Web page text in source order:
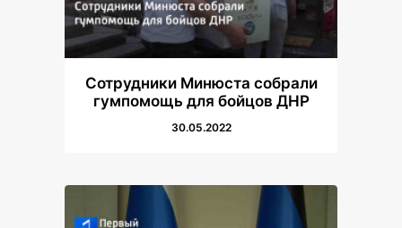
Сотрудники Минюста собрали
гумпомощь для бойцов ДНР
30.05.2022